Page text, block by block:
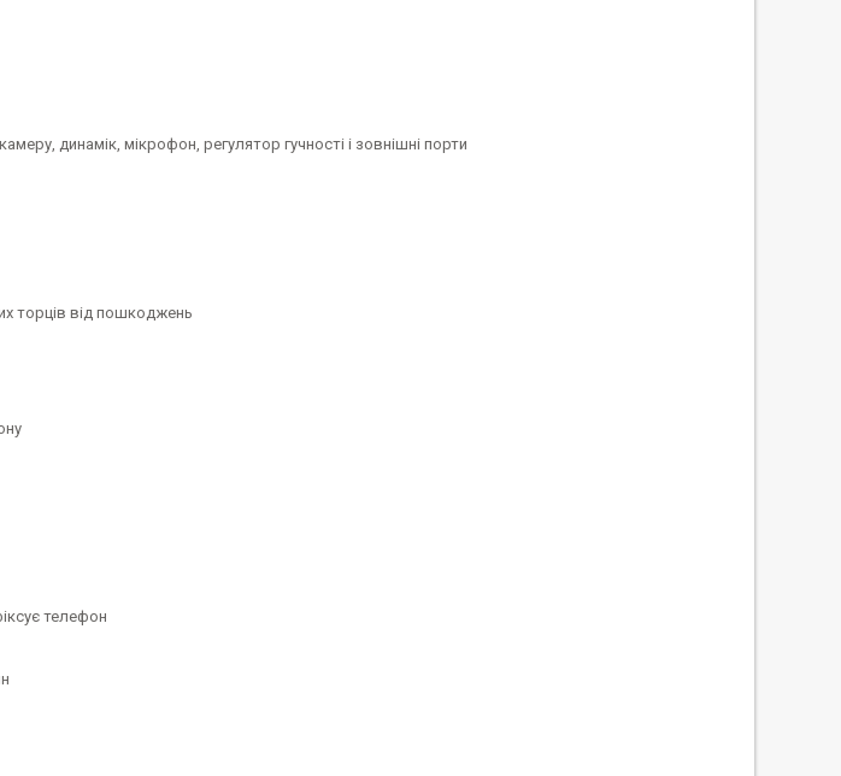
динамік, мікрофон, регулятор гучності і зовнішні порти
торців від пошкоджень
телефон